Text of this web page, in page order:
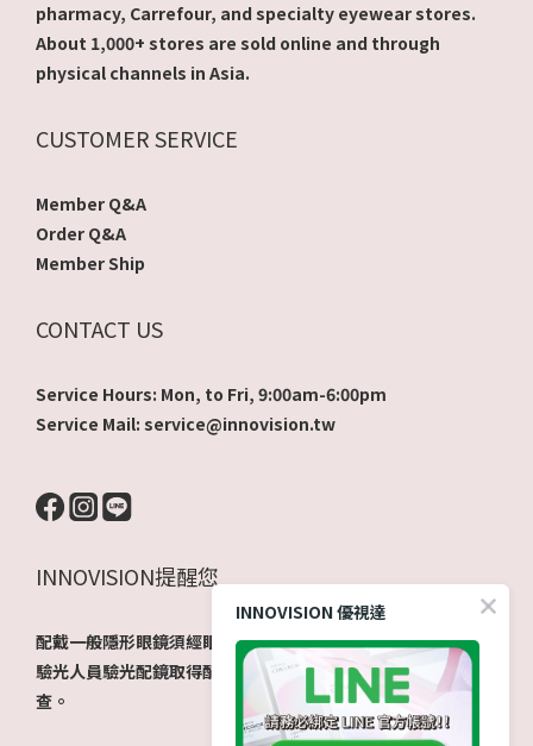
pharmacy, Carrefour, and specialty eyewear stores.
About 1,000+ stores are sold online and through
physical channels in Asia.
CUSTOMER SERVICE
Member Q&A
Order Q&A
Member Ship
CONTACT US
Service Hours: Mon, to Fri, 9:00am-6:00pm
Service Mail: service@innovision.tw
INNOVISION提醒您
配戴一般隱形眼鏡須經眼科醫師驗光配鏡取得處方箋，或經由
驗光人員驗光配鏡取得配鏡單，並定期接受眼科醫師追蹤檢
查。
INNOVISION 優視達